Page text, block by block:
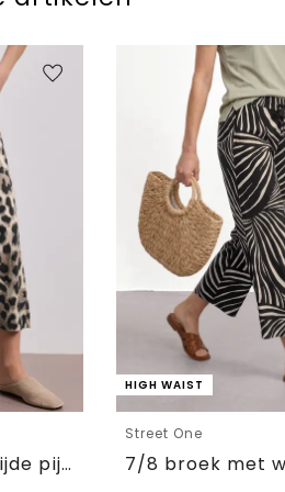
7/8 Broek met wijde pijpen in Loose Fit met print
HIGH WAIST
Street One